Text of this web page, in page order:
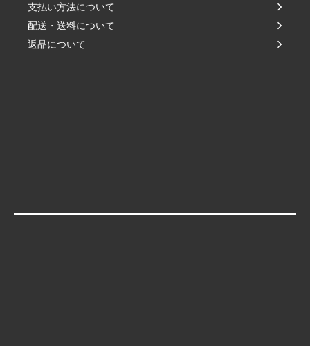
支払い方法について
配送・送料について
返品について